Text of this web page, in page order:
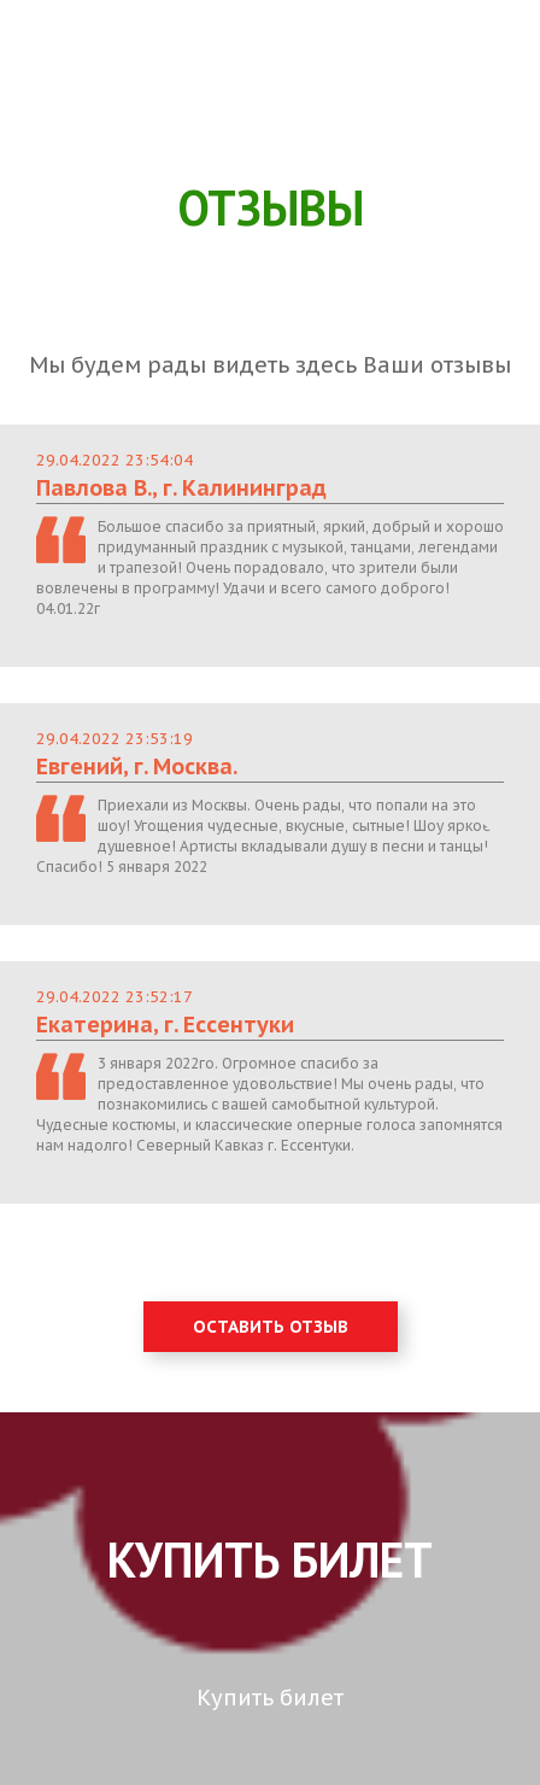
ОТЗЫВЫ
Мы будем рады видеть здесь Ваши отзывы
29.04.2022 23:54:04
Павлова В., г. Калининград
Большое спасибо за приятный, яркий, добрый и хорошо
придуманный праздник с музыкой, танцами, легендами
и трапезой! Очень порадовало, что зрители были
вовлечены в программу! Удачи и всего самого доброго!
04.01.22г
29.04.2022 23:53:19
Евгений, г. Москва.
Приехали из Москвы. Очень рады, что попали на это
шоу! Угощения чудесные, вкусные, сытные! Шоу яркое,
душевное! Артисты вкладывали душу в песни и танцы!
Спасибо! 5 января 2022
29.04.2022 23:52:17
Екатерина, г. Ессентуки
3 января 2022го. Огромное спасибо за
предоставленное удовольствие! Мы очень рады, что
познакомились с вашей самобытной культурой.
Чудесные костюмы, и классические оперные голоса запомнятся
нам надолго! Северный Кавказ г. Ессентуки.
ОСТАВИТЬ ОТЗЫВ
КУПИТЬ БИЛЕТ
Купить билет